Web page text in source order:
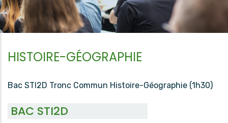
HISTOIRE-GÉOGRAPHIE
Bac STI2D Tronc Commun Histoire-Géographie (1h30)
BAC STI2D